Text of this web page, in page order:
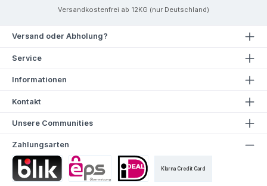
Versandkostenfrei ab 12KG (nur Deutschland)
Versand oder Abholung?
Service
Informationen
Kontakt
Unsere Communities
Zahlungsarten
Klarna Credit Card